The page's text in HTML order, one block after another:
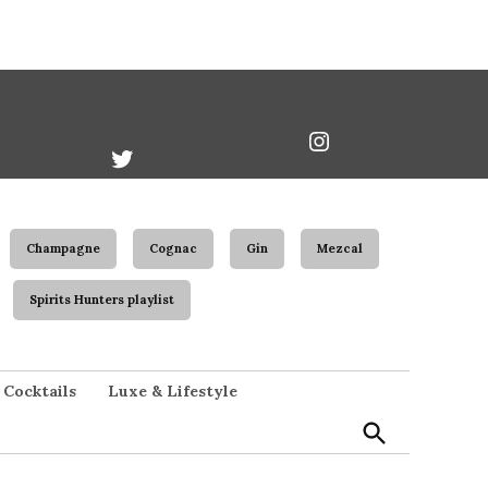
Champagne Cognac Gin Mezcal
Spirits Hunters playlist
Cocktails Luxe & Lifestyle